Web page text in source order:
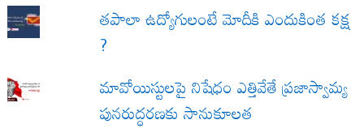
త‌పాలా ఉద్యోగులంటే మోదీకి ఎందుకింత కక్ష
?
మావోయిస్టులపై నిషేధం ఎత్తివేతే ప్రజాస్వామ్య
పునరుద్ధరణకు సానుకూలత